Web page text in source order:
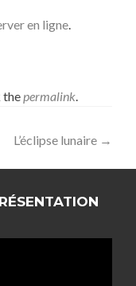
en ligne.
thepermalink.
L’éclipse lunaire →